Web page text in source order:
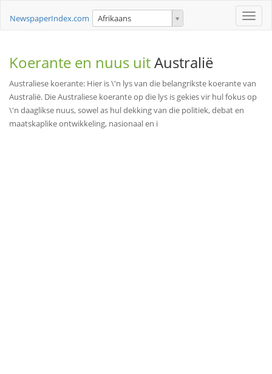
Toggle
NewspaperIndex.com Afrikaans
Koerante en nuus uitAustralië
Australiese koerante: Hier is \'n lys van die belangrikste koerante van
Australië. Die Australiese koerante op die lys is gekies vir hul fokus op
\'n daaglikse nuus, sowel as hul dekking van die politiek, debat en
maatskaplike ontwikkeling, nasionaal en i